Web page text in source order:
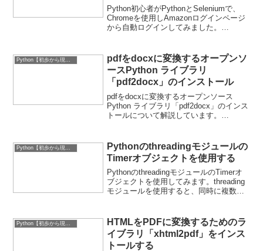
ログイン
Python初心者がPythonとSeleniumで、
Chromeを使用しAmazonログインページ
から自動ログインしてみました。
Python【初歩から現場実務的なもの】
pdfをdocxに変換するオープンソ
ースPython ライブラリ
「pdf2docx」のインストール
pdfをdocxに変換するオープンソース
Python ライブラリ「pdf2docx」のインス
トールについて解説しています。
セクション、段落、画像、表などのルー
ル...
Pythonのthreadingモジュールの
Timerオブジェクトを使用する
PythonのthreadingモジュールのTimerオ
ブジェクトを使用してみます。threading
モジュールを使用すると、同時に複数の
されており、このクラ...
Python【初歩から現場実務的なもの】
HTMLをPDFに変換するためのラ
イブラリ「xhtml2pdf」をインス
トールする